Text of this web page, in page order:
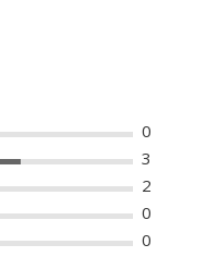
0
3
2
0
0